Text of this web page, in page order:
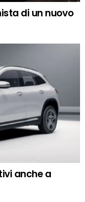
di un nuovo
anche a